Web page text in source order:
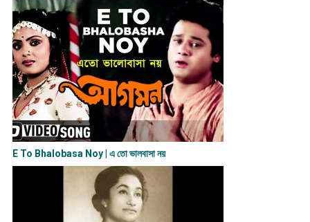
E To Bhalobasa Noy | এ তো ভালবাসা ন​য়